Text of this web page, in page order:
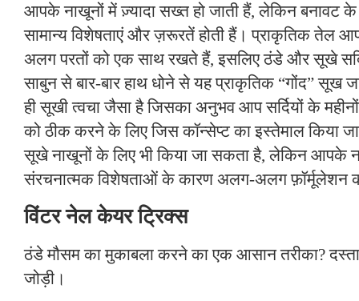
आपके नाखूनों में ज़्यादा सख्त हो जाती हैं, लेकिन बनावट
सामान्य विशेषताएं और ज़रूरतें होती हैं। प्राकृतिक तेल
अलग परतों को एक साथ रखते हैं, इसलिए ठंडे और सूखे
साबुन से बार-बार हाथ धोने से यह प्राकृतिक “गोंद” सूख
ही सूखी त्वचा जैसा है जिसका अनुभव आप सर्दियों के
को ठीक करने के लिए जिस कॉन्सेप्ट का इस्तेमाल किया
सूखे नाखूनों के लिए भी किया जा सकता है, लेकिन आपके
संरचनात्मक विशेषताओं के कारण अलग-अलग फ़ॉर्मूलेशन
विंटर नेल केयर ट्रिक्स
ठंडे मौसम का मुकाबला करने का एक आसान तरीका?
जोड़ी।